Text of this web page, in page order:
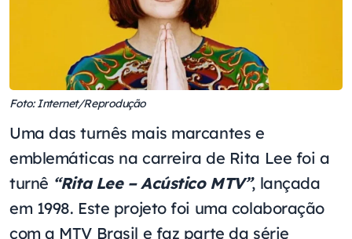
Foto: Internet/Reprodução
Uma das turnês mais marcantes e
emblemáticas na carreira de Rita Lee foi a
turnê “Rita Lee – Acústico MTV”, lançada
em 1998. Este projeto foi uma colaboração
com a MTV Brasil e faz parte da série